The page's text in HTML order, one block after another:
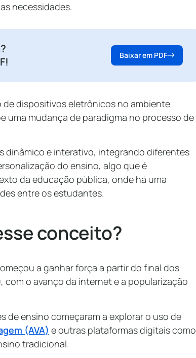
necessidades.
Baixar em PDF
dispositivos eletrônicos no ambiente
uma mudança de paradigma no processo de
dinâmico e interativo, integrando diferentes
do ensino, algo que é
da educação pública, onde há uma
entre os estudantes.
conceito?
a ganhar força a partir do final dos
com o avanço da internet e a popularização
de ensino começaram a explorar o uso de
(AVA) e outras plataformas digitais como
tradicional.